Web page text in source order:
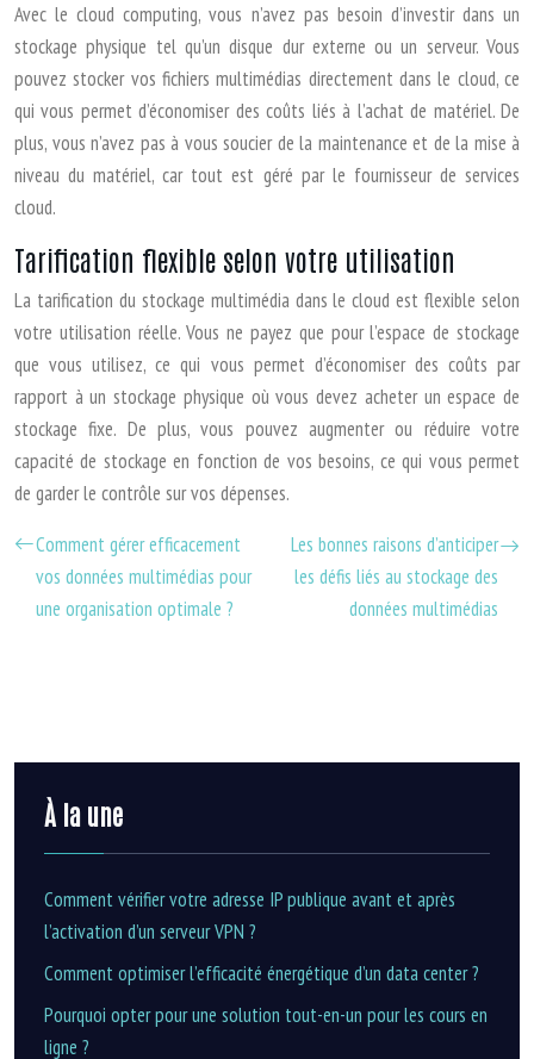
Avec le cloud computing, vous n’avez pas besoin d’investir dans un
stockage physique tel qu’un disque dur externe ou un serveur. Vous
pouvez stocker vos fichiers multimédias directement dans le cloud, ce
qui vous permet d’économiser des coûts liés à l’achat de matériel. De
plus, vous n’avez pas à vous soucier de la maintenance et de la mise à
niveau du matériel, car tout est géré par le fournisseur de services
cloud.
Tarification flexible selon votre utilisation
La tarification du stockage multimédia dans le cloud est flexible selon
votre utilisation réelle. Vous ne payez que pour l’espace de stockage
que vous utilisez, ce qui vous permet d’économiser des coûts par
rapport à un stockage physique où vous devez acheter un espace de
stockage fixe. De plus, vous pouvez augmenter ou réduire votre
capacité de stockage en fonction de vos besoins, ce qui vous permet
de garder le contrôle sur vos dépenses.
Comment gérer efficacement
vos données multimédias pour
une organisation optimale ?
Les bonnes raisons d’anticiper
les défis liés au stockage des
données multimédias
À la une
Comment vérifier votre adresse IP publique avant et après
l’activation d’un serveur VPN ?
Comment optimiser l’efficacité énergétique d’un data center ?
Pourquoi opter pour une solution tout-en-un pour les cours en
ligne ?